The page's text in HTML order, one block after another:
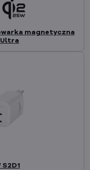
magnetyczna
Ultra